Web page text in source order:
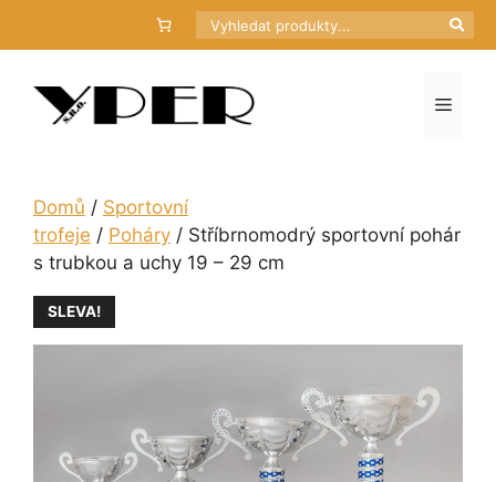
Hledat
Menu
Domů / Sportovní
trofeje / Poháry / Stříbrnomodrý sportovní pohár
s trubkou a uchy 19 – 29 cm
SLEVA!